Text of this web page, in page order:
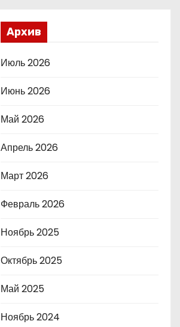
Архив
Июль 2026
Июнь 2026
Май 2026
Апрель 2026
Март 2026
Февраль 2026
Ноябрь 2025
Октябрь 2025
Май 2025
Ноябрь 2024